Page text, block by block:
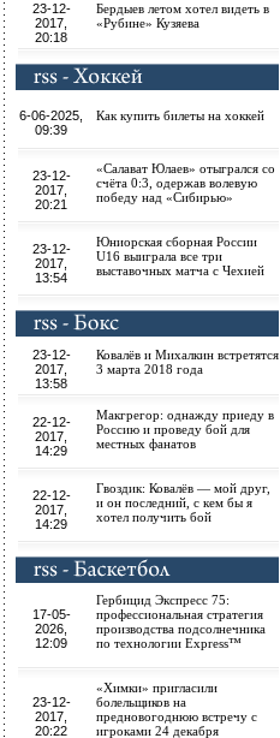
23-12-
2017,
20:18
Бердыев летом хотел видеть в
«Рубине» Кузяева
6-06-2025,
09:39
Как купить билеты на хоккей
23-12-
2017,
20:21
«Салават Юлаев» отыгрался со
счёта 0:3, одержав волевую
победу над «Сибирью»
23-12-
2017,
13:54
Юниорская сборная России
U16 выиграла все три
выставочных матча с Чехией
23-12-
2017,
13:58
Ковалёв и Михалкин встретятся
3 марта 2018 года
22-12-
2017,
14:29
Макгрегор: однажду приеду в
Россию и проведу бой для
местных фанатов
22-12-
2017,
14:29
Гвоздик: Ковалёв — мой друг,
и он последний, с кем бы я
хотел получить бой
17-05-
2026,
12:09
Гербицид Экспресс 75:
профессиональная стратегия
производства подсолнечника
по технологии Express™
23-12-
2017,
20:22
«Химки» пригласили
болельщиков на
предновогоднюю встречу с
игроками 24 декабря